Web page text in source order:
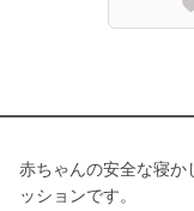
赤ちゃんの安全な寝か
ッションです。